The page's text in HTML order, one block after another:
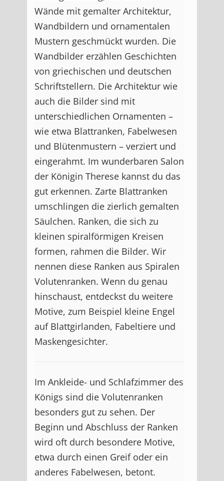
Wände mit gemalter Architektur,
Wandbildern und ornamentalen
Mustern geschmückt wurden. Die
Wandbilder erzählen Geschichten
von griechischen und deutschen
Schriftstellern. Die Architektur wie
auch die Bilder sind mit
unterschiedlichen Ornamenten –
wie etwa Blattranken, Fabelwesen
und Blütenmustern – verziert und
eingerahmt. Im wunderbaren Salon
der Königin Therese kannst du das
gut erkennen. Zarte Blattranken
umschlingen die zierlich gemalten
Säulchen. Ranken, die sich zu
kleinen spiralförmigen Kreisen
formen, rahmen die Bilder. Wir
nennen diese Ranken aus Spiralen
Volutenranken. Wenn du genau
hinschaust, entdeckst du weitere
Motive, zum Beispiel kleine Engel
auf Blattgirlanden, Fabeltiere und
Maskengesichter.
Im Ankleide- und Schlafzimmer des
Königs sind die Volutenranken
besonders gut zu sehen. Der
Beginn und Abschluss der Ranken
wird oft durch besondere Motive,
etwa durch einen Greif oder ein
anderes Fabelwesen, betont.